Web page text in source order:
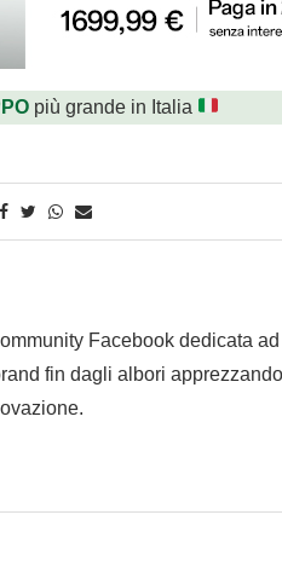
più grande in Italia
Facebook dedicata
fin dagli albori